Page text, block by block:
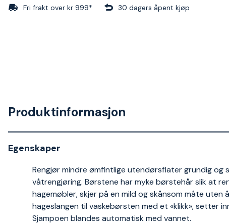
Fri frakt over kr 999* 30 dagers åpent kjøp
Produktinformasjon
Egenskaper
Rengjør mindre ømfintlige utendørsflater grundig
våtrengjøring. Børstene har myke børstehår slik at
hagemøbler, skjer på en mild og skånsom måte uten
hageslangen til vaskebørsten med et «klikk», setter
Sjampoen blandes automatisk med vannet.